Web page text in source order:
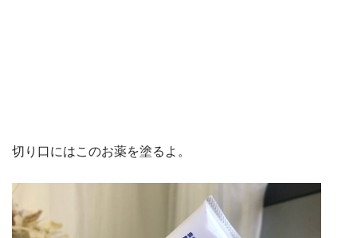
切り口にはこのお薬を塗るよ。